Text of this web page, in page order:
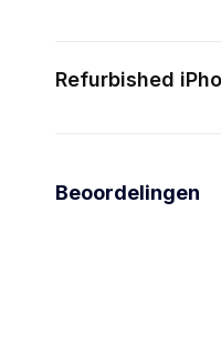
Refurbished
Beoordelingen